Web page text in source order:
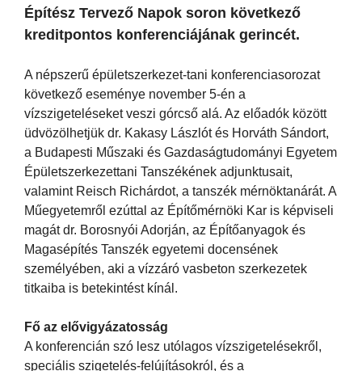
Építész Tervező Napok soron következő
kreditpontos konferenciájának gerincét.
A népszerű épületszerkezet-tani konferenciasorozat
következő eseménye november 5-én a
vízszigeteléseket veszi górcső alá. Az előadók között
üdvözölhetjük dr. Kakasy Lászlót és Horváth Sándort,
a Budapesti Műszaki és Gazdaságtudományi Egyetem
Épületszerkezettani Tanszékének adjunktusait,
valamint Reisch Richárdot, a tanszék mérnöktanárát. A
Műegyetemről ezúttal az Építőmérnöki Kar is képviseli
magát dr. Borosnyói Adorján, az Építőanyagok és
Magasépítés Tanszék egyetemi docensének
személyében, aki a vízzáró vasbeton szerkezetek
titkaiba is betekintést kínál.
Fő az elővigyázatosság
A konferencián szó lesz utólagos vízszigetelésekről,
speciális szigetelés-felújításokról, és a